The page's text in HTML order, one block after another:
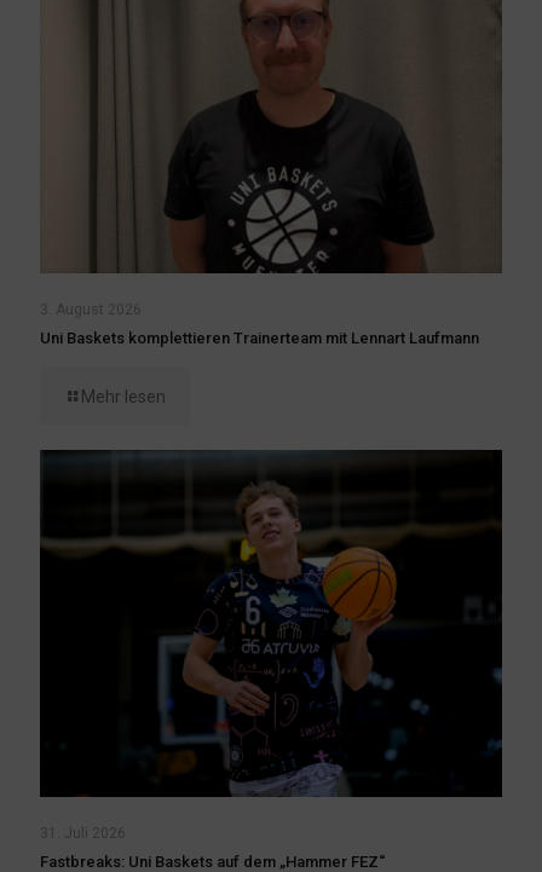
3. August 2026
Uni Baskets komplettieren Trainerteam mit Lennart Laufmann
Mehr lesen
31. Juli 2026
Fastbreaks: Uni Baskets auf dem „Hammer FEZ“